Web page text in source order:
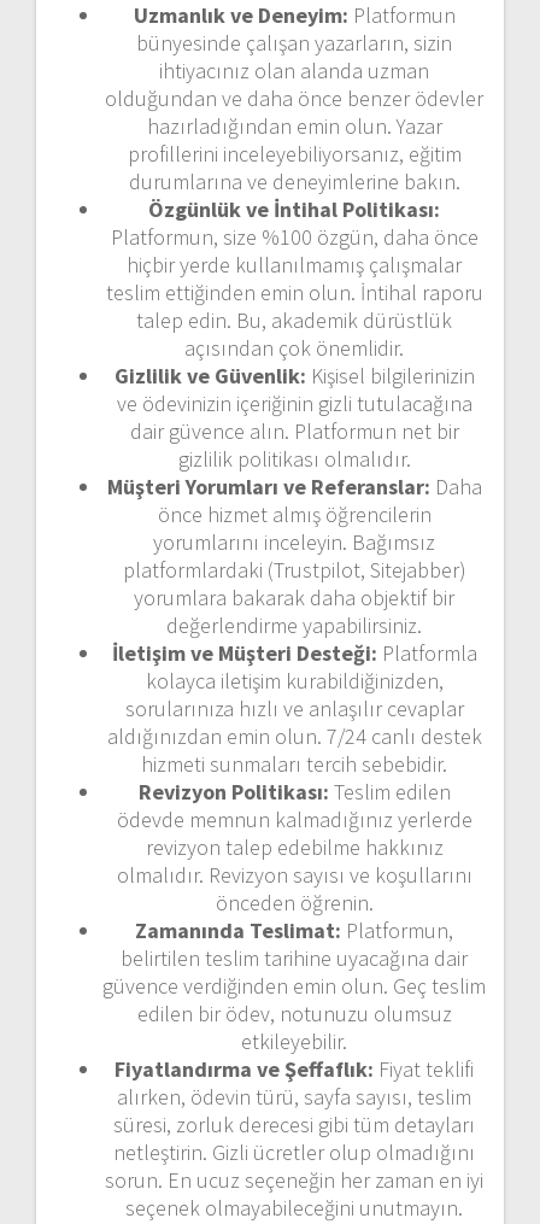
Uzmanlık ve Deneyim: Platformun
bünyesinde çalışan yazarların, sizin
ihtiyacınız olan alanda uzman
olduğundan ve daha önce benzer ödevler
hazırladığından emin olun. Yazar
profillerini inceleyebiliyorsanız, eğitim
durumlarına ve deneyimlerine bakın.
Özgünlük ve İntihal Politikası:
Platformun, size %100 özgün, daha önce
hiçbir yerde kullanılmamış çalışmalar
teslim ettiğinden emin olun. İntihal raporu
talep edin. Bu, akademik dürüstlük
açısından çok önemlidir.
Gizlilik ve Güvenlik: Kişisel bilgilerinizin
ve ödevinizin içeriğinin gizli tutulacağına
dair güvence alın. Platformun net bir
gizlilik politikası olmalıdır.
Müşteri Yorumları ve Referanslar: Daha
önce hizmet almış öğrencilerin
yorumlarını inceleyin. Bağımsız
platformlardaki (Trustpilot, Sitejabber)
yorumlara bakarak daha objektif bir
değerlendirme yapabilirsiniz.
İletişim ve Müşteri Desteği: Platformla
kolayca iletişim kurabildiğinizden,
sorularınıza hızlı ve anlaşılır cevaplar
aldığınızdan emin olun. 7/24 canlı destek
hizmeti sunmaları tercih sebebidir.
Revizyon Politikası: Teslim edilen
ödevde memnun kalmadığınız yerlerde
revizyon talep edebilme hakkınız
olmalıdır. Revizyon sayısı ve koşullarını
önceden öğrenin.
Zamanında Teslimat: Platformun,
belirtilen teslim tarihine uyacağına dair
güvence verdiğinden emin olun. Geç teslim
edilen bir ödev, notunuzu olumsuz
etkileyebilir.
Fiyatlandırma ve Şeffaflık: Fiyat teklifi
alırken, ödevin türü, sayfa sayısı, teslim
süresi, zorluk derecesi gibi tüm detayları
netleştirin. Gizli ücretler olup olmadığını
sorun. En ucuz seçeneğin her zaman en iyi
seçenek olmayabileceğini unutmayın.